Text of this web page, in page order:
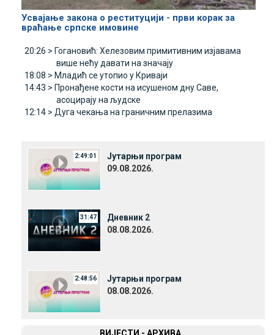
Усвајање закона о реституцији - први корак за
враћање српске имовине
20:26 > Гогановић: Хелезовим примитивним изјавама
више нећу давати на значају
18:08 > Младић се утопио у Криваји
14:43 > Пронађене кости на исушеном дну Саве,
асоцирају на људске
12:14 > Дуга чекања на граничним прелазима
2:49:01
Јутарњи програм
09.08.2026.
31:47
Дневник 2
08.08.2026.
2:48:56
Јутарњи програм
08.08.2026.